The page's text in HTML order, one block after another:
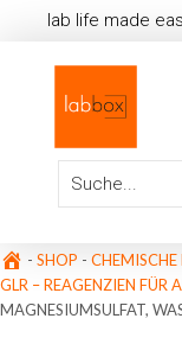
lab life made
- SHOP -
GLR – REAGENZIEN FÜR
MAGNESIUMSULFAT,